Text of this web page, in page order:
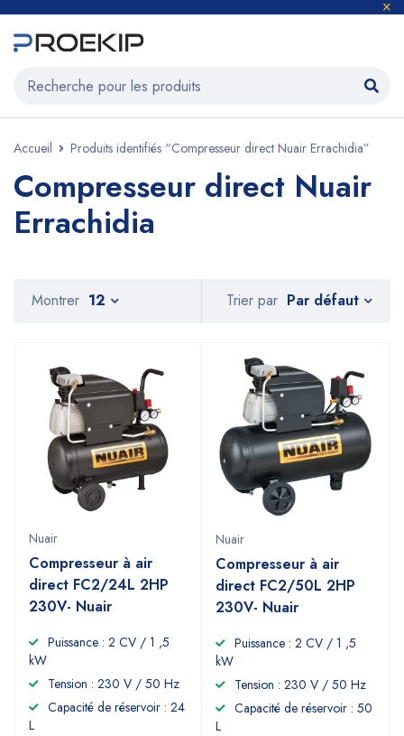
Accueil Produits identifiés “Compresseur direct Nuair Errachidia”
Compresseur direct Nuair
Errachidia
Trier par Par défaut
Montrer 12
Nuair
Compresseur à air
direct FC2/24L 2HP
230V- Nuair
Puissance : 2 CV / 1 ,5
kW
Tension : 230 V / 50 Hz
Capacité de réservoir : 24
L
Nuair
Compresseur à air
direct FC2/50L 2HP
230V- Nuair
Puissance : 2 CV / 1 ,5
kW
Tension : 230 V / 50 Hz
Capacité de réservoir : 50
L